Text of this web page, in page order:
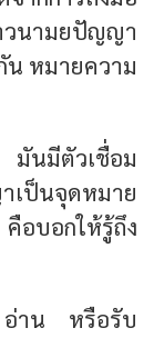
นามยปัญญา
หมายความ
มันมีตัวเชื่อม
เป็นจุดหมาย
อบอกให้รู้ถึง
าน หรือรับ